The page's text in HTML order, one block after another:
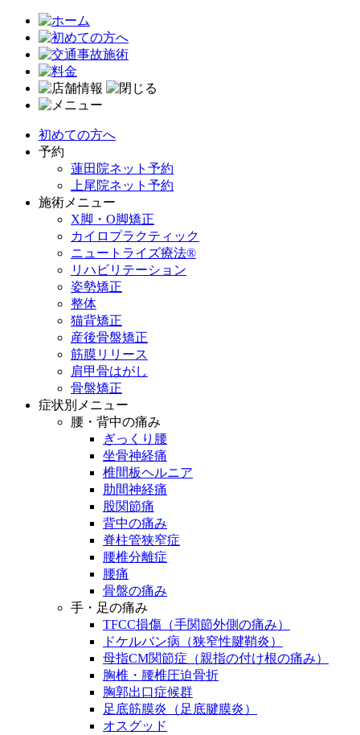
初めての方へ
予約
蓮田院ネット予約
上尾院ネット予約
施術メニュー
X脚・O脚矯正
カイロプラクティック
ニュートライズ療法®
リハビリテーション
姿勢矯正
整体
猫背矯正
産後骨盤矯正
筋膜リリース
肩甲骨はがし
骨盤矯正
症状別メニュー
腰・背中の痛み
ぎっくり腰
坐骨神経痛
椎間板ヘルニア
肋間神経痛
股関節痛
背中の痛み
脊柱管狭窄症
腰椎分離症
腰痛
骨盤の痛み
手・足の痛み
TFCC損傷（手関節外側の痛み）
ドケルバン病（狭窄性腱鞘炎）
母指CM関節症（親指の付け根の痛み）
胸椎・腰椎圧迫骨折
胸郭出口症候群
足底筋膜炎（足底腱膜炎）
オスグッド